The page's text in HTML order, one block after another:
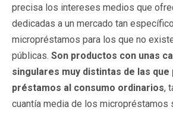
precisa los intereses medios que
dedicadas a un mercado tan
micropréstamos para los que no
públicas. Son productos con unas
singulares muy distintas de las que
préstamos al consumo ordinarios,
cuantía media de los micropréstamos